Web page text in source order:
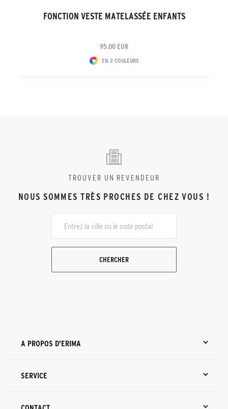
FONCTION VESTE MATELASSÉE ENFANTS
95.00 EUR
EN 2 COULEURS
TROUVER UN REVENDEUR
NOUS SOMMES TRÈS PROCHES DE CHEZ VOUS !
CHERCHER
A PROPOS D'ERIMA
SERVICE